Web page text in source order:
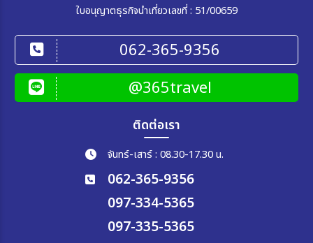
ใบอนุญาตธุรกิจนำเที่ยวเลขที่ : 51/00659
062-365-9356
@365travel
ติดต่อเรา
จันทร์-เสาร์ : 08.30-17.30 น.
062-365-9356
097-334-5365
097-335-5365